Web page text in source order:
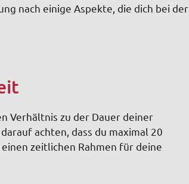
nach einige Aspekte, die dich bei der
Verhältnis zu der Dauer deiner
achten, dass du maximal 20
zeitlichen Rahmen für deine